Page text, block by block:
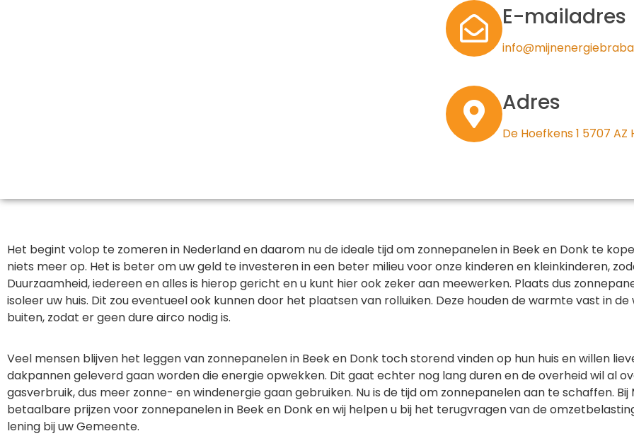
E-mailadres
Adres
De Hoefkens 1 5707 AZ
Het begint volop te zomeren in Nederland en daarom nu de ideale tijd om zonnepanelen in Beek en Donk te
niets meer op. Het is beter om uw geld te investeren in een beter milieu voor onze kinderen en kleinkinderen,
Duurzaamheid, iedereen en alles is hierop gericht en u kunt hier ook zeker aan meewerken. Plaats dus
isoleer uw huis. Dit zou eventueel ook kunnen door het plaatsen van rolluiken. Deze houden de warmte vast in
buiten, zodat er geen dure airco nodig is.
Veel mensen blijven het leggen van zonnepanelen in Beek en Donk toch storend vinden op hun huis en willen
dakpannen geleverd gaan worden die energie opwekken. Dit gaat echter nog lang duren en de overheid wil al
gasverbruik, dus meer zonne- en windenergie gaan gebruiken. Nu is de tijd om zonnepanelen aan te schaffen.
betaalbare prijzen voor zonnepanelen in Beek en Donk en wij helpen u bij het terugvragen van de
lening bij uw Gemeente.